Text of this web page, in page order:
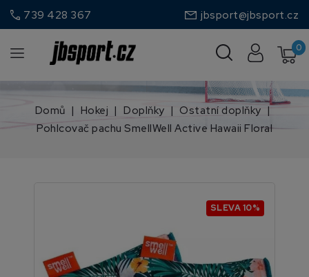
call 739 428 367 jbsport@jbsport.cz
0
Domů Hokej Doplňky
Ostatní doplňky
Pohlcovač pachu SmellWell Active Hawaii Floral
SLEVA 10%